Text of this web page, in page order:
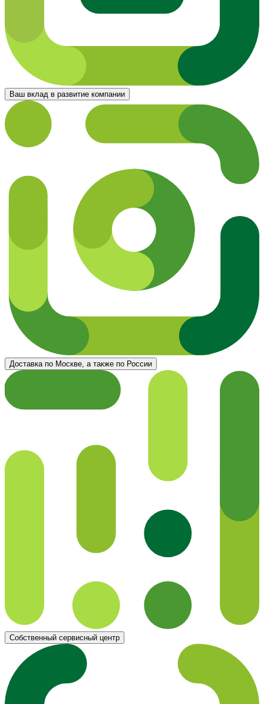
Ваш вклад в развитие компании
Доставка по Москве, а также по России
Собственный сервисный центр